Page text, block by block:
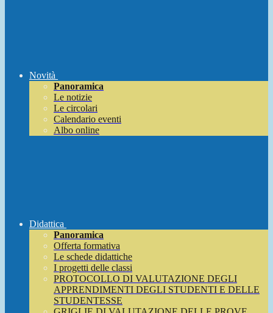
Novità
Panoramica
Le notizie
Le circolari
Calendario eventi
Albo online
Didattica
Panoramica
Offerta formativa
Le schede didattiche
I progetti delle classi
PROTOCOLLO DI VALUTAZIONE DEGLI
APPRENDIMENTI DEGLI STUDENTI E DELLE
STUDENTESSE